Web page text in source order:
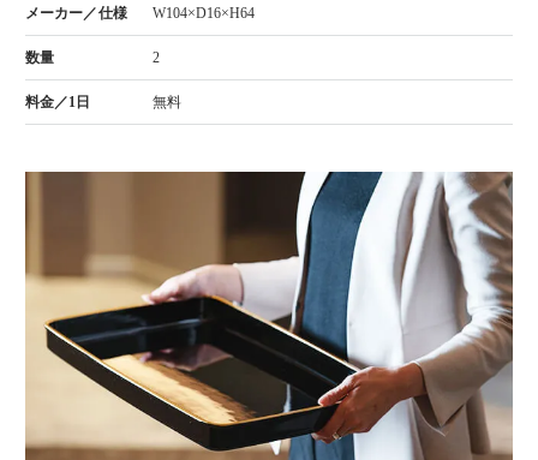
W104×D16×H64
2
無料